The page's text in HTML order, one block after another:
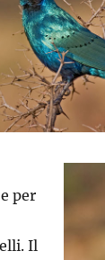
per
Il